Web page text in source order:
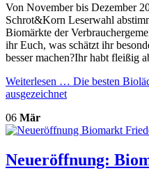
Von November bis Dezember
Schrot&Korn Leserwahl
Biomärkte der
ihr Euch, was schätzt ihr
besser machen?Ihr habt fleißig
Weiterlesen … Die besten
ausgezeichnet
06 Mär
Neueröffnung: